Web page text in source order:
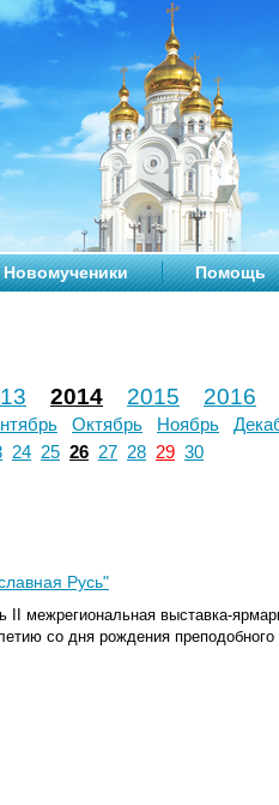
Новомученики Помощь
2014 2015 2016
Октябрь Ноябрь
24 25 26 27 28 29 30
Русь"
II межрегиональная выставка-
со дня рождения преподобного